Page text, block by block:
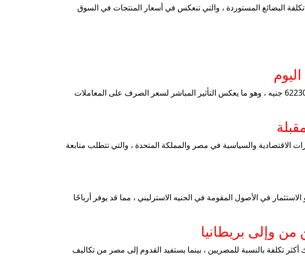
تكلفة البضائع المستوردة ، والتي تنعكس في أسعار المنتجات في السوق
اليوم ، 12 فبراير ، 2025 ، يعادل 1 جنيه ، حوالي 62 جنيه ، في حين أن سعر 1000 جنيه يصل إلى 62230 جنيه ، وهو ما يعكس التأثير المباشر لسعر الصرف على المعاملات
الاقتصادية والسياسية في مصر والمملكة المتحدة ، والتي تتطلب متابعة
في الأصول المقومة في الجنيه الاسترليني ، مما قد يوفر أرباحًا
من وإلى بريطانيا
تكلفة بالنسبة للمصريين ، بينما يستفيد القدوم إلى مصر من تكاليف